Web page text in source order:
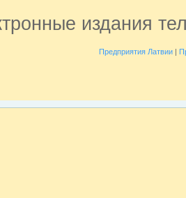
издания
Предприятия Латвии|